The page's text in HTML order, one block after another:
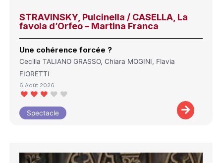
STRAVINSKY, Pulcinella / CASELLA, La
favola d’Orfeo – Martina Franca
Une cohérence forcée ?
Cecilia TALIANO GRASSO, Chiara MOGINI, Flavia
FIORETTI
6 Août 2026
Spectacle